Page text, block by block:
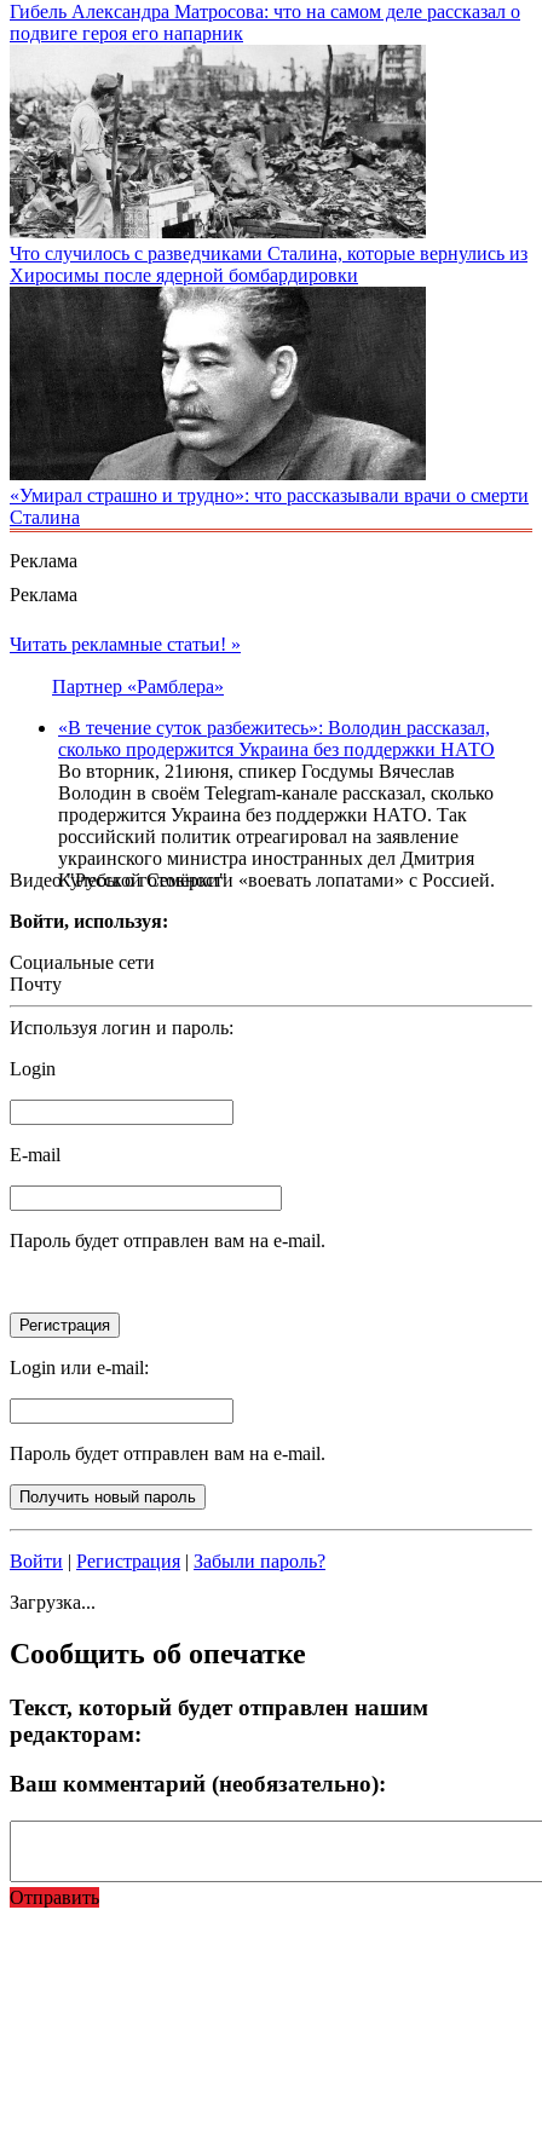
Гибель Александра Матросова: что на самом деле рассказал о
подвиге героя его напарник
Что случилось с разведчиками Сталина, которые вернулись из
Хиросимы после ядерной бомбардировки
«Умирал страшно и трудно»: что рассказывали врачи о смерти
Сталина
Реклама
Реклама
Видео "Русской Семёрки"
Читать рекламные статьи! »
Партнер «Рамблера»
«В течение суток разбежитесь»: Володин рассказал,
сколько продержится Украина без поддержки НАТО
Во вторник, 21июня, спикер Госдумы Вячеслав
Володин в своём Telegram-канале рассказал, сколько
продержится Украина без поддержки НАТО. Так
российский политик отреагировал на заявление
украинского министра иностранных дел Дмитрия
Кулебы о готовности «воевать лопатами» с Россией.
Войти, используя:
Социальные сети
Почту
Используя логин и пароль:
Login
E-mail
Пароль будет отправлен вам на e-mail.
Login или e-mail:
Пароль будет отправлен вам на e-mail.
Войти | Регистрация | Забыли пароль?
Загрузка...
Сообщить об опечатке
Текст, который будет отправлен нашим
редакторам:
Ваш комментарий (необязательно):
Отправить